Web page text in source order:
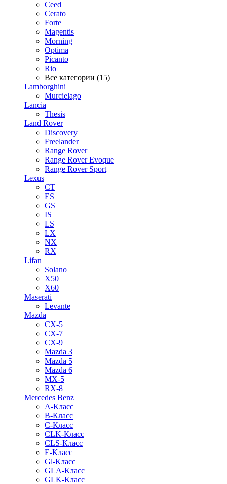
Ceed
Cerato
Forte
Magentis
Morning
Optima
Picanto
Rio
Все категории (15)
Lamborghini
Murcielago
Lancia
Thesis
Land Rover
Discovery
Freelander
Range Rover
Range Rover Evoque
Range Rover Sport
Lexus
CT
ES
GS
IS
LS
LX
NX
RX
Lifan
Solano
X50
X60
Maserati
Levante
Mazda
CX-5
CX-7
CX-9
Mazda 3
Mazda 5
Mazda 6
MX-5
RX-8
Mercedes Benz
A-Класс
B-Класс
C-Класс
CLK-Класс
CLS-Класс
E-Класс
Gl-Класс
GLA-Класс
GLK-Класс